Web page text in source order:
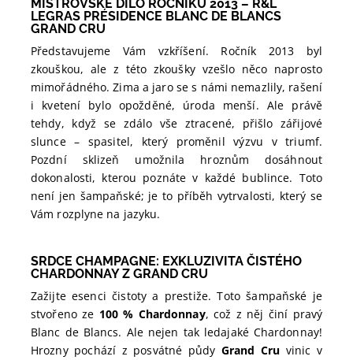
MISTROVSKÉ DÍLO ROČNÍKU 2013 – R&L
LEGRAS PRÉSIDENCE BLANC DE BLANCS
GRAND CRU
Představujeme Vám vzkříšení. Ročník 2013 byl
zkouškou, ale z této zkoušky vzešlo něco naprosto
mimořádného. Zima a jaro se s námi nemazlily, rašení
i kvetení bylo opožděné, úroda menší. Ale právě
tehdy, když se zdálo vše ztracené, přišlo zářijové
slunce – spasitel, který proměnil výzvu v triumf.
Pozdní sklizeň umožnila hroznům dosáhnout
dokonalosti, kterou poznáte v každé bublince. Toto
není jen šampaňské; je to příběh vytrvalosti, který se
Vám rozplyne na jazyku.
SRDCE CHAMPAGNE: EXKLUZIVITA ČISTÉHO
CHARDONNAY Z GRAND CRU
Zažijte esenci čistoty a prestiže. Toto šampaňské je
stvořeno ze 100 % Chardonnay, což z něj činí pravý
Blanc de Blancs. Ale nejen tak ledajaké Chardonnay!
Hrozny pochází z posvátné půdy Grand Cru vinic v